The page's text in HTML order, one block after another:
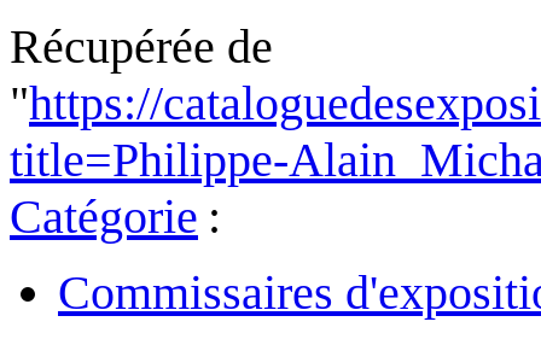
Récupérée de
"https://
title=Philippe-
Catégorie :
Commissaires